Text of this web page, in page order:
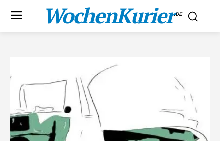
WochenKurier.DE